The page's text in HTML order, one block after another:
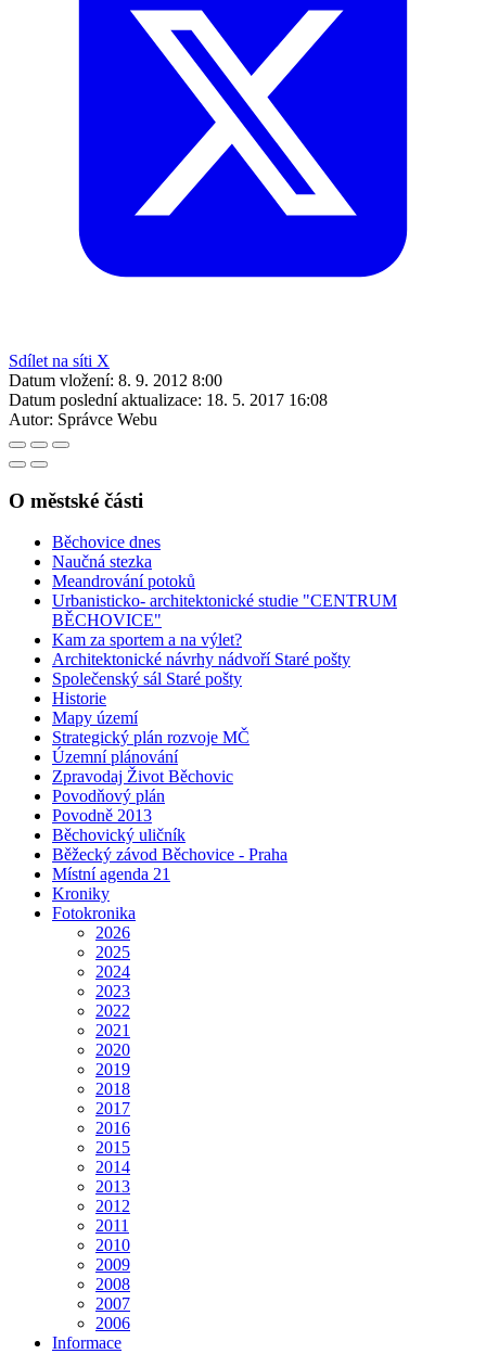
Sdílet na síti X
Datum vložení: 8. 9. 2012 8:00
Datum poslední aktualizace: 18. 5. 2017 16:08
Autor: Správce Webu
O městské části
Běchovice dnes
Naučná stezka
Meandrování potoků
Urbanisticko- architektonické studie "CENTRUM
BĚCHOVICE"
Kam za sportem a na výlet?
Architektonické návrhy nádvoří Staré pošty
Společenský sál Staré pošty
Historie
Mapy území
Strategický plán rozvoje MČ
Územní plánování
Zpravodaj Život Běchovic
Povodňový plán
Povodně 2013
Běchovický uličník
Běžecký závod Běchovice - Praha
Místní agenda 21
Kroniky
Fotokronika
2026
2025
2024
2023
2022
2021
2020
2019
2018
2017
2016
2015
2014
2013
2012
2011
2010
2009
2008
2007
2006
Informace